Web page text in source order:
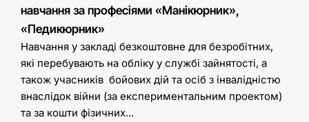
навчання за професіями «Манікюрник»,
«Педикюрник»
Навчання у закладі безкоштовне для безробітних,
які перебувають на обліку у службі зайнятості, а
також учасників бойових дій та осіб з інвалідністю
внаслідок війни (за експериментальним проектом)
та за кошти фізичних...